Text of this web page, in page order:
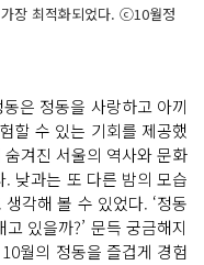
장 최적화되었다. ⓒ10월정
은 정동을 사랑하고 아끼
할 수 있는 기회를 제공했
겨진 서울의 역사와 문화
낮과는 또 다른 밤의 모습
각해 볼 수 있었다. ‘정동
있을까?’ 문득 궁금해지
월의 정동을 즐겁게 경험